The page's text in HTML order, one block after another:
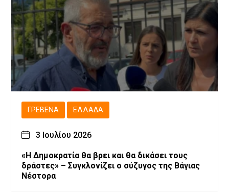
ΓΡΕΒΕΝΆ ΕΛΛΆΔΑ
3 Ιουλίου 2026
«Η Δημοκρατία θα βρει και θα δικάσει τους
δράστες» – Συγκλονίζει ο σύζυγος της Βάγιας
Νέστορα